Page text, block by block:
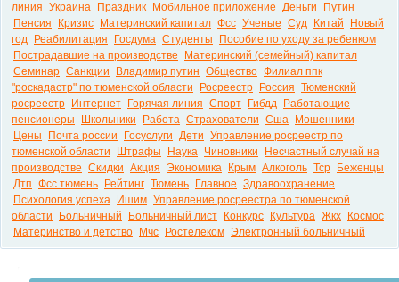
линия Украина Праздник Мобильное приложение Деньги
Путин
Пенсия
Кризис Материнский капитал Фсс Ученые Суд Китай
Новый
год
Реабилитация Госдума Студенты
Пособие по уходу за ребенком
Пострадавшие на производстве
Материнский (семейный) капитал
Семинар Санкции Владимир путин Общество Филиал ппк
"роскадастр" по тюменской области
Росреестр Россия Тюменский
росреестр
Интернет Горячая линия Спорт Гибдд
Работающие
пенсионеры
Школьники Работа Страхователи Сша
Мошенники
Цены
Почта россии Госуслуги Дети Управление росреестр по
тюменской области
Штрафы Наука Чиновники
Несчастный случай на
производстве Скидки Акция Экономика Крым Алкоголь Тср
Беженцы
Дтп Фсс тюмень Рейтинг Тюмень Главное Здравоохранение
Психология успеха
Ишим Управление росреестра по тюменской
области
Больничный Больничный лист Конкурс Культура Жкх
Космос
Материнство и детство
Мчс Ростелеком Электронный больничный